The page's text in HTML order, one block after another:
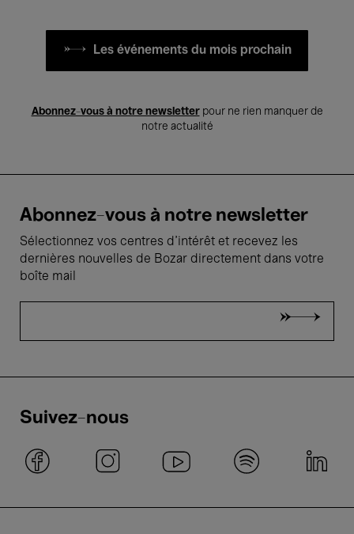
Les événements du mois prochain
Abonnez-vous à notre newsletterpour ne rien manquer de
notre actualité
Abonnez-vous à notre newsletter
Sélectionnez vos centres d'intérêt et recevez les
dernières nouvelles de Bozar directement dans votre
boîte mail
Suivez-nous